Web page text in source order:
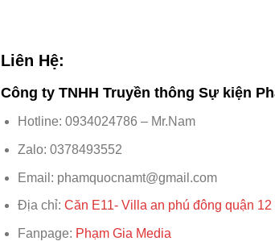
Liên Hệ:
Công ty TNHH Truyền thông Sự kiện
Hotline: 0934024786 – Mr.Nam
Zalo: 0378493552
Email: phamquocnamt@gmail.com
Địa chỉ: Căn E11- Villa an phú đông quận 12
Fanpage: Phạm Gia Media